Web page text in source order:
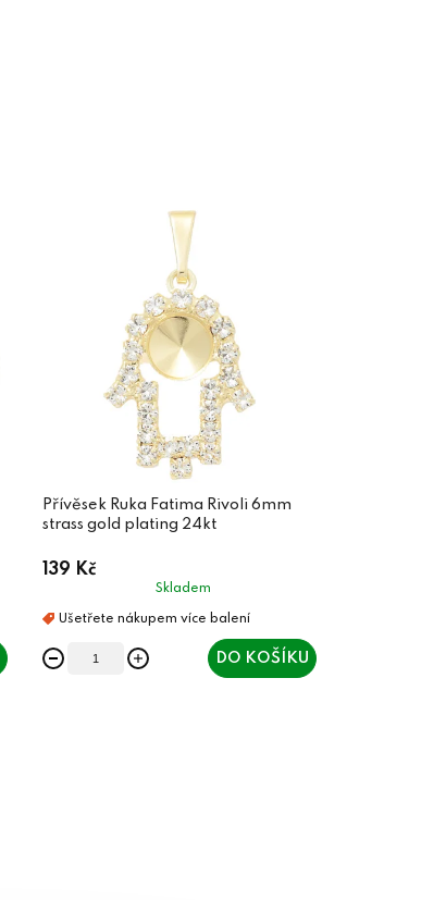
Přívěsek Ruka Fatima Rivoli 6mm
strass gold plating 24kt
139 Kč
Skladem
DO KOŠÍKU